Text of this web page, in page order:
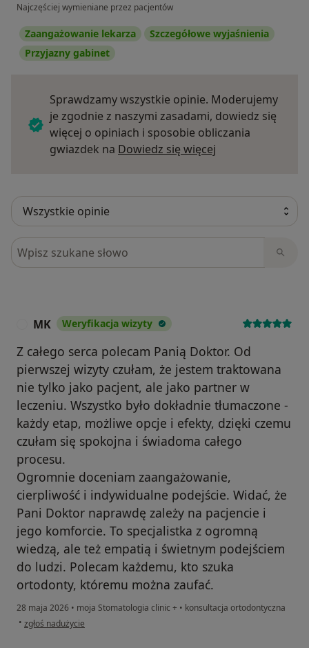
Najczęściej wymieniane przez pacjentów
Zaangażowanie lekarza
Szczegółowe wyjaśnienia
Przyjazny gabinet
Sprawdzamy wszystkie opinie. Moderujemy
je zgodnie z naszymi zasadami, dowiedz się
więcej o opiniach i sposobie obliczania
gwiazdek na Dowiedz się więcej
Szukaj w opiniach
MK Weryfikacja wizyty
Z całego serca polecam Panią Doktor. Od
pierwszej wizyty czułam, że jestem traktowana
nie tylko jako pacjent, ale jako partner w
leczeniu. Wszystko było dokładnie tłumaczone -
każdy etap, możliwe opcje i efekty, dzięki czemu
czułam się spokojna i świadoma całego
procesu.
Ogromnie doceniam zaangażowanie,
cierpliwość i indywidualne podejście. Widać, że
Pani Doktor naprawdę zależy na pacjencie i
jego komforcie. To specjalistka z ogromną
wiedzą, ale też empatią i świetnym podejściem
do ludzi. Polecam każdemu, kto szuka
ortodonty, któremu można zaufać.
28 maja 2026 • moja Stomatologia clinic + • konsultacja ortodontyczna
• w opinii użytkownika MK
zgłoś nadużycie